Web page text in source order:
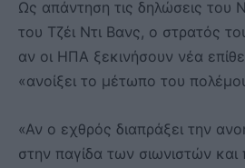
Ως απάντηση τις δηλώσεις του
του Τζέι Ντι Βανς, ο στρατός
αν οι ΗΠΑ ξεκινήσουν νέα
«ανοίξει το μέτωπο του
«Αν ο εχθρός διαπράξει την
στην παγίδα των σιωνιστών